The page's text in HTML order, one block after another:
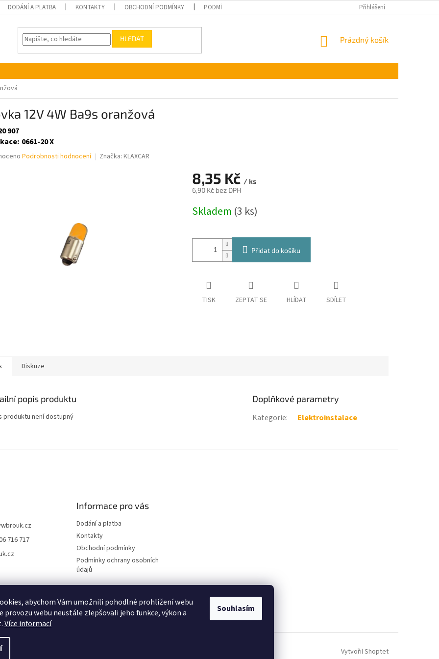
abychom Vám umožnili pohodlné prohlížení webu
provozu webu neustále zlepšovali jeho funkce, výkon a
Více informací
Souhlasím
DODÁNÍ A PLATBA KONTAKTY OBCHODNÍ PODMÍNKY PODMÍNKY OCHRANY OSOBNÍCH ÚDAJŮ Přihlášení
HLEDAT
NÁKUPNÍ
Prázdný košík
12V 4W Ba9s oranžová
907
: 0661-20 X
Podrobnosti hodnocení Značka: KLAXCAR
8,35 Kč / ks
6,90 Kč bez DPH
cena:
Skladem (3 ks)
Přidat do košíku
TISK ZEPTAT SE HLÍDAT SDÍLET
Diskuze
popis produktu
produktu není dostupný
Doplňkové parametry
Kategorie: Elektroinstalace
716 717
Informace pro vás
Dodání a platba
Kontakty
Obchodní podmínky
Podmínky ochrany osobních
údajů
Vytvořil Shoptet